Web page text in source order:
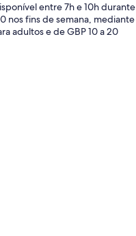
entre 7h e 10h durante
nos fins de semana, mediante
adultos e de GBP 10 a 20